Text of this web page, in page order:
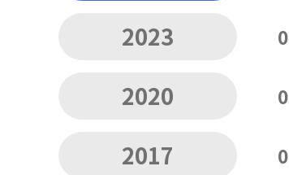
2023
2020
2017